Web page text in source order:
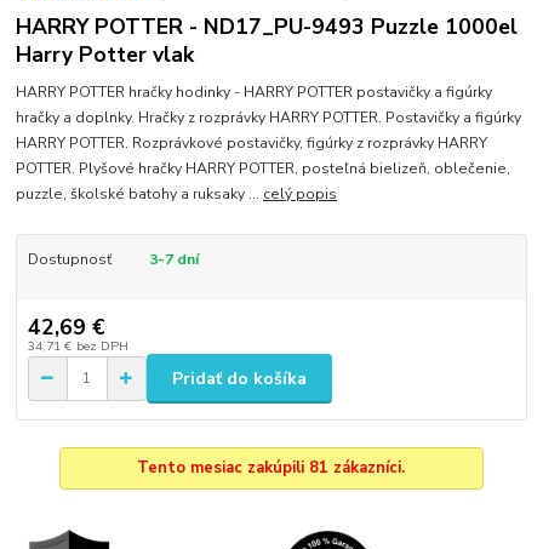
HARRY POTTER - ND17_PU-9493 Puzzle 1000el
Harry Potter vlak
HARRY POTTER hračky hodinky - HARRY POTTER postavičky a figúrky
hračky a doplnky. Hračky z rozprávky HARRY POTTER. Postavičky a figúrky
HARRY POTTER. Rozprávkové postavičky, figúrky z rozprávky HARRY
POTTER. Plyšové hračky HARRY POTTER, posteľná bielizeň, oblečenie,
puzzle, školské batohy a ruksaky ... celý popis
Dostupnosť 3-7 dní
42,69 €
34,71 € bez DPH
Pridať do košíka
Tento mesiac zakúpili 81 zákazníci.